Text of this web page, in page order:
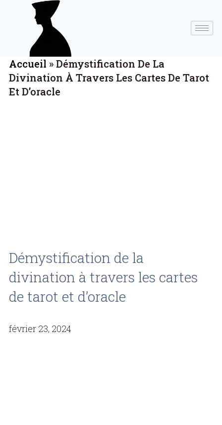
Accueil »Démystification De La
Divination À Travers Les Cartes De Tarot
Et D’oracle
Démystification de la
divination à travers les cartes
de tarot et d’oracle
février 23, 2024